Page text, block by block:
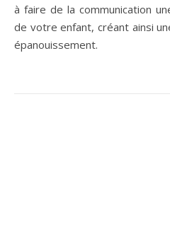
à faire de la communication
de votre enfant, créant ainsi
épanouissement.